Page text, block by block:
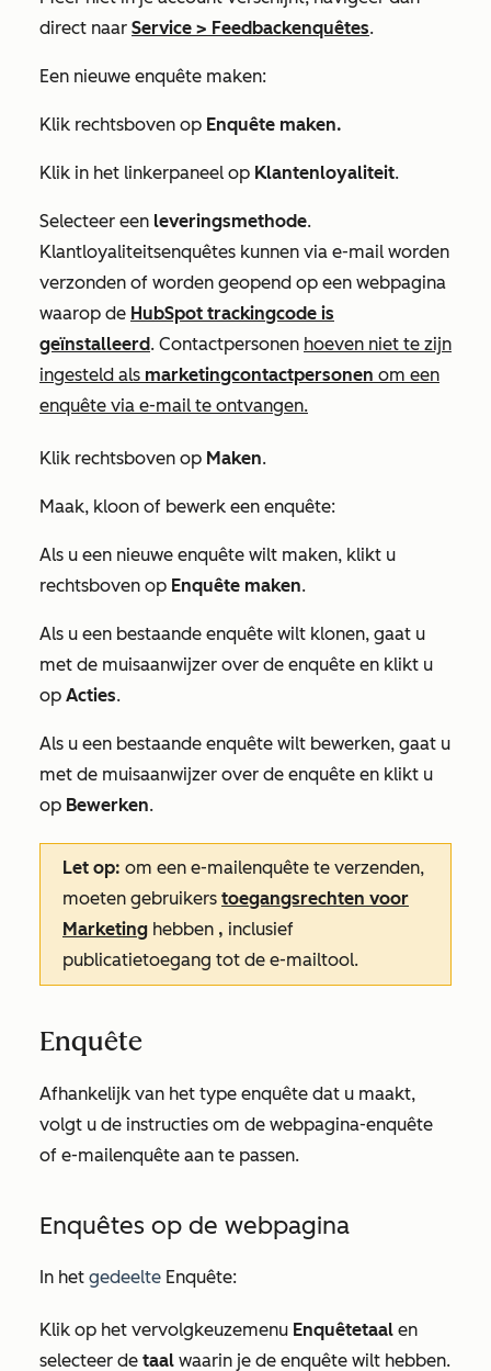
direct naar Service > Feedbackenquêtes.
Een nieuwe enquête maken:
Klik rechtsboven op Enquête maken.
Klik in het linkerpaneel op Klantenloyaliteit.
Selecteer een leveringsmethode.
Klantloyaliteitsenquêtes kunnen via e-mail worden
verzonden of worden geopend op een webpagina
waarop de HubSpot trackingcode is
geïnstalleerd. Contactpersonen hoeven niet te zijn
ingesteld als marketingcontactpersonen om een
enquête via e-mail te ontvangen.
Klik rechtsboven op Maken.
Maak, kloon of bewerk een enquête:
Als u een nieuwe enquête wilt maken, klikt u
rechtsboven op Enquête maken.
Als u een bestaande enquête wilt klonen, gaat u
met de muisaanwijzer over de enquête en klikt u
op Acties.
Als u een bestaande enquête wilt bewerken, gaat u
met de muisaanwijzer over de enquête en klikt u
op Bewerken.
Let op: om een e-mailenquête te verzenden,
moeten gebruikers toegangsrechten voor
Marketing hebben , inclusief
publicatietoegang tot de e-mailtool.
Enquête
Afhankelijk van het type enquête dat u maakt,
volgt u de instructies om de webpagina-enquête
of e-mailenquête aan te passen.
Enquêtes op de webpagina
In het gedeelte Enquête:
Klik op het vervolgkeuzemenu Enquêtetaal en
selecteer de taal waarin je de enquête wilt hebben.